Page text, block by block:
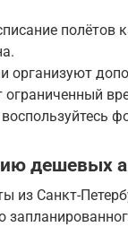
организуют
дешевых
из Санкт-